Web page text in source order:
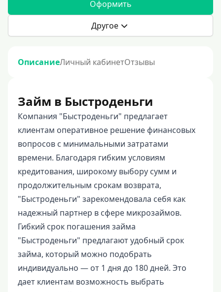
Оформить
Другое
ОписаниеЛичный кабинетОтзывы
Займ в Быстроденьги
Компания "Быстроденьги" предлагает
клиентам оперативное решение финансовых
вопросов с минимальными затратами
времени. Благодаря гибким условиям
кредитования, широкому выбору сумм и
продолжительным срокам возврата,
"Быстроденьги" зарекомендовала себя как
надежный партнер в сфере микрозаймов.
Гибкий срок погашения займа
"Быстроденьги" предлагают удобный срок
займа, который можно подобрать
индивидуально — от 1 дня до 180 дней. Это
дает клиентам возможность выбрать